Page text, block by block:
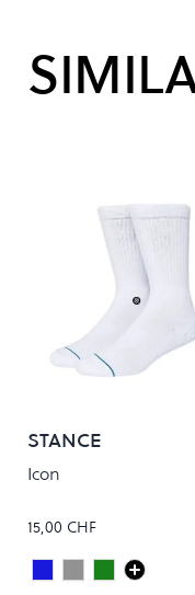
STANCE
Icon
15,00 CHF
Colour
Dark Royal
Grey Heather
Pine